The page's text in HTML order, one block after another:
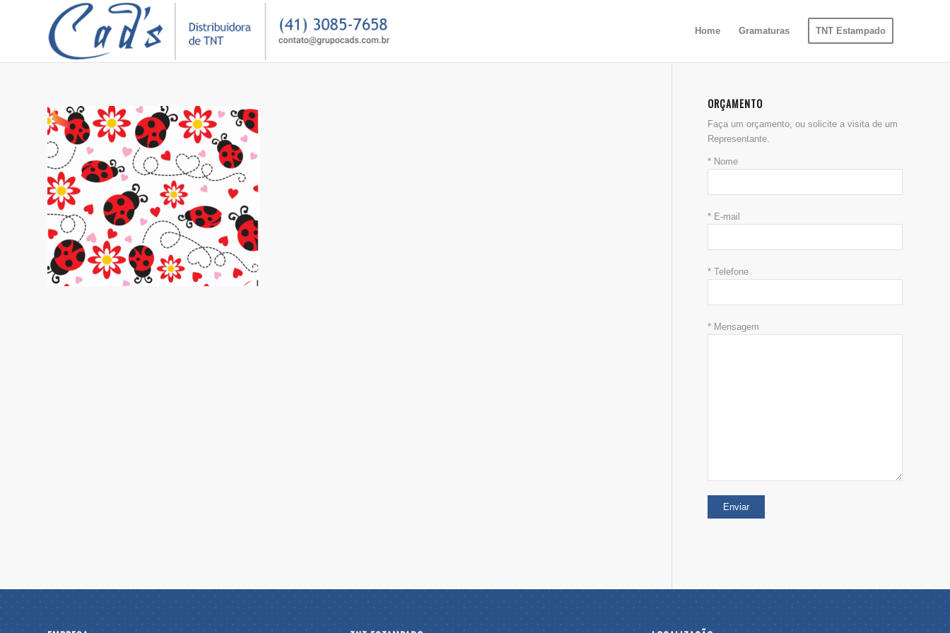
Home Gramaturas TNT Estampado
ORÇAMENTO
Faça um orçamento, ou solicite a visita de um
Representante.
* Nome
* E-mail
* Telefone
* Mensagem